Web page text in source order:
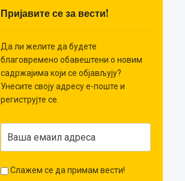
Пријавите се за вести!
Да ли желите да будете
благовремено обавештени о новим
садржајима који се објављују?
Унесите своју адресу е-поште и
региструјте се.
Слажем се да примам вести!